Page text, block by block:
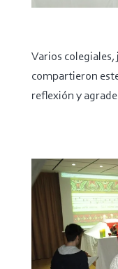
Varios
compartieron
reflexión y